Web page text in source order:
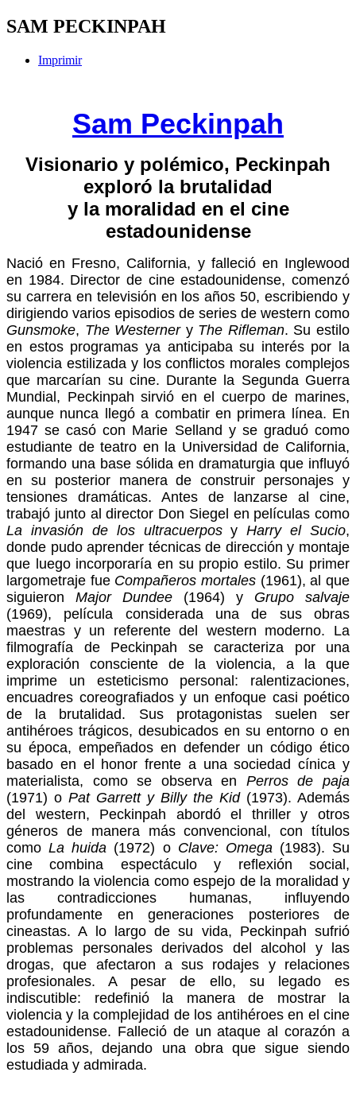
SAM PECKINPAH
Imprimir
Sam Peckinpah
Visionario y polémico, Peckinpah
exploró la brutalidad
y la moralidad en el cine
estadounidense
Nació en Fresno, California, y falleció en Inglewood
en 1984. Director de cine estadounidense, comenzó
su carrera en televisión en los años 50, escribiendo y
dirigiendo varios episodios de series de western como
Gunsmoke, The Westernery The Rifleman. Su estilo
en estos programas ya anticipaba su interés por la
violencia estilizada y los conflictos morales complejos
que marcarían su cine. Durante la Segunda Guerra
Mundial, Peckinpah sirvió en el cuerpo de marines,
aunque nunca llegó a combatir en primera línea. En
1947 se casó con Marie Selland y se graduó como
estudiante de teatro en la Universidad de California,
formando una base sólida en dramaturgia que influyó
en su posterior manera de construir personajes y
tensiones dramáticas. Antes de lanzarse al cine,
trabajó junto al director Don Siegel en películas como
La invasión de los ultracuerposyHarry el Sucio,
donde pudo aprender técnicas de dirección y montaje
que luego incorporaría en su propio estilo. Su primer
largometraje fue Compañeros mortales (1961), al que
siguieron Major Dundee (1964) y Grupo salvaje
(1969), película considerada una de sus obras
maestras y un referente del western moderno. La
filmografía de Peckinpah se caracteriza por una
exploración consciente de la violencia, a la que
imprime un esteticismo personal: ralentizaciones,
encuadres coreografiados y un enfoque casi poético
de la brutalidad. Sus protagonistas suelen ser
antihéroes trágicos, desubicados en su entorno o en
su época, empeñados en defender un código ético
basado en el honor frente a una sociedad cínica y
materialista, como se observa en Perros de paja
(1971) o Pat Garrett y Billy the Kid(1973). Además
del western, Peckinpah abordó el thriller y otros
géneros de manera más convencional, con títulos
comoLa huida (1972) o Clave: Omega (1983). Su
cine combina espectáculo y reflexión social,
mostrando la violencia como espejo de la moralidad y
las contradicciones humanas, influyendo
profundamente en generaciones posteriores de
cineastas. A lo largo de su vida, Peckinpah sufrió
problemas personales derivados del alcohol y las
drogas, que afectaron a sus rodajes y relaciones
profesionales. A pesar de ello, su legado es
indiscutible: redefinió la manera de mostrar la
violencia y la complejidad de los antihéroes en el cine
estadounidense. Falleció de un ataque al corazón a
los 59 años, dejando una obra que sigue siendo
estudiada y admirada.